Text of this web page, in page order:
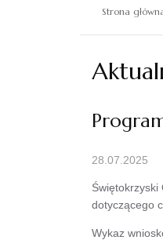
Strona
28.07.2025
dotyczącego
Wykaz